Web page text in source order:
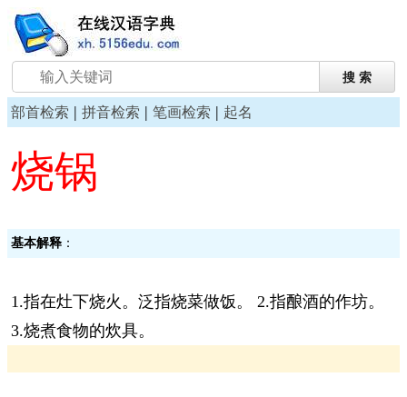
部首检索 | 拼音检索 | 笔画检索 | 起名
烧锅
基本解释 ：
1.指在灶下烧火。泛指烧菜做饭。 2.指酿酒的作坊。
3.烧煮食物的炊具。